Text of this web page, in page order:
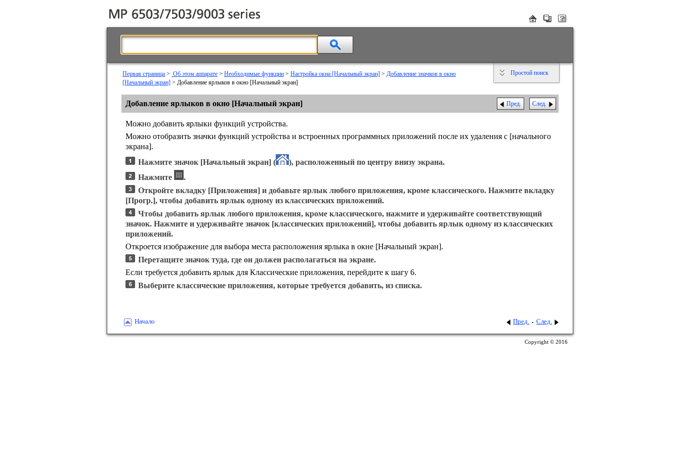
Первая страница > Об этом аппарате > Необходимые функции > Настройка окна [Начальный экран] > Добавление значков в окно
[Начальный экран] > Добавление ярлыков в окно [Начальный экран]
Добавление ярлыков в окно [Начальный экран] Пред. След.
Можно добавить ярлыки функций устройства.
Можно отобразить значки функций устройства и встроенных программных приложений после их удаления с [начального
экрана].
Нажмите значок [Начальный экран] (
), расположенный по центру внизу экрана.
Нажмите
.
Откройте вкладку [Приложения] и добавьте ярлык любого приложения, кроме классического. Нажмите вкладку
[Прогр.], чтобы добавить ярлык одному из классических приложений.
Чтобы добавить ярлык любого приложения, кроме классического, нажмите и удерживайте соответствующий
значок. Нажмите и удерживайте значок [классических приложений], чтобы добавить ярлык одному из классических
приложений.
Откроется изображение для выбора места расположения ярлыка в окне [Начальный экран].
Перетащите значок туда, где он должен располагаться на экране.
Если требуется добавить ярлык для Классические приложения, перейдите к шагу 6.
Выберите классические приложения, которые требуется добавить, из списка.
Начало Пред. След.
Copyright © 2016
Простой поиск